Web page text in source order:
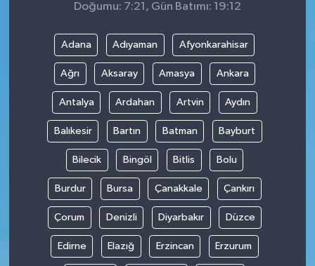
Doğumu: 7:21, Gün Batımı: 19:12
Adana Adıyaman Afyonkarahisar
Ağrı Aksaray Amasya Ankara
Antalya Ardahan Artvin Aydın
Balıkesir Bartın Batman Bayburt
Bilecik Bingöl Bitlis Bolu
Burdur Bursa Çanakkale Çankırı
Çorum Denizli Diyarbakır Düzce
Edirne Elazığ Erzincan Erzurum